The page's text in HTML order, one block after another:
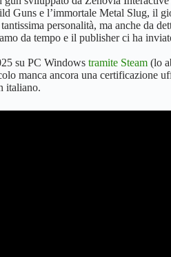
Guns e l’immortale Metal Slug, il
personalità, ma anche da
da tempo e il publisher ci ha
su PC Windows tramite Steam (lo
manca ancora una certificazione
italiano.